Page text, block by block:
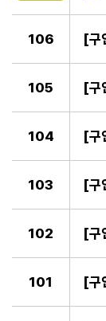
106 [구
105 [구
104 [구
103 [구
102 [구
101 [구